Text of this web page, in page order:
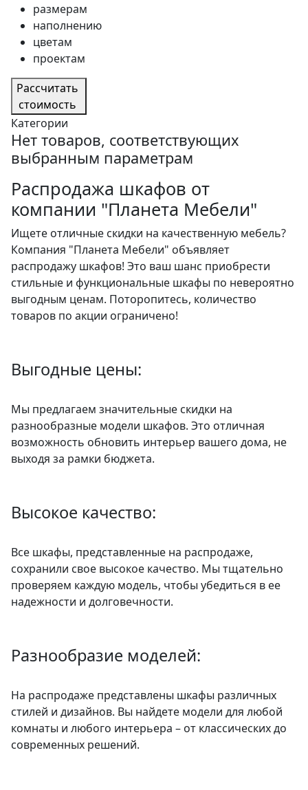
размерам
наполнению
цветам
проектам
Рассчитать
стоимость
Категории
Нет товаров, соответствующих
выбранным параметрам
Распродажа шкафов от
компании "Планета Мебели"
Ищете отличные скидки на качественную мебель?
Компания "Планета Мебели" объявляет
распродажу шкафов! Это ваш шанс приобрести
стильные и функциональные шкафы по невероятно
выгодным ценам. Поторопитесь, количество
товаров по акции ограничено!
Выгодные цены:
Мы предлагаем значительные скидки на
разнообразные модели шкафов. Это отличная
возможность обновить интерьер вашего дома, не
выходя за рамки бюджета.
Высокое качество:
Все шкафы, представленные на распродаже,
сохранили свое высокое качество. Мы тщательно
проверяем каждую модель, чтобы убедиться в ее
надежности и долговечности.
Разнообразие моделей:
На распродаже представлены шкафы различных
стилей и дизайнов. Вы найдете модели для любой
комнаты и любого интерьера – от классических до
современных решений.